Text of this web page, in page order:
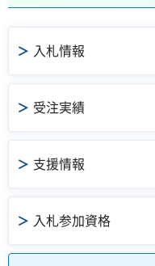
入札情報
受注実績
支援情報
入札参加資格